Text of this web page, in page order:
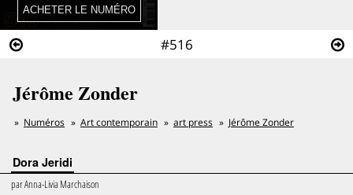
#516
Jérôme Zonder
Numéros Art contemporain art press Jérôme Zonder
Dora Jeridi
parAnna-Livia Marchaison